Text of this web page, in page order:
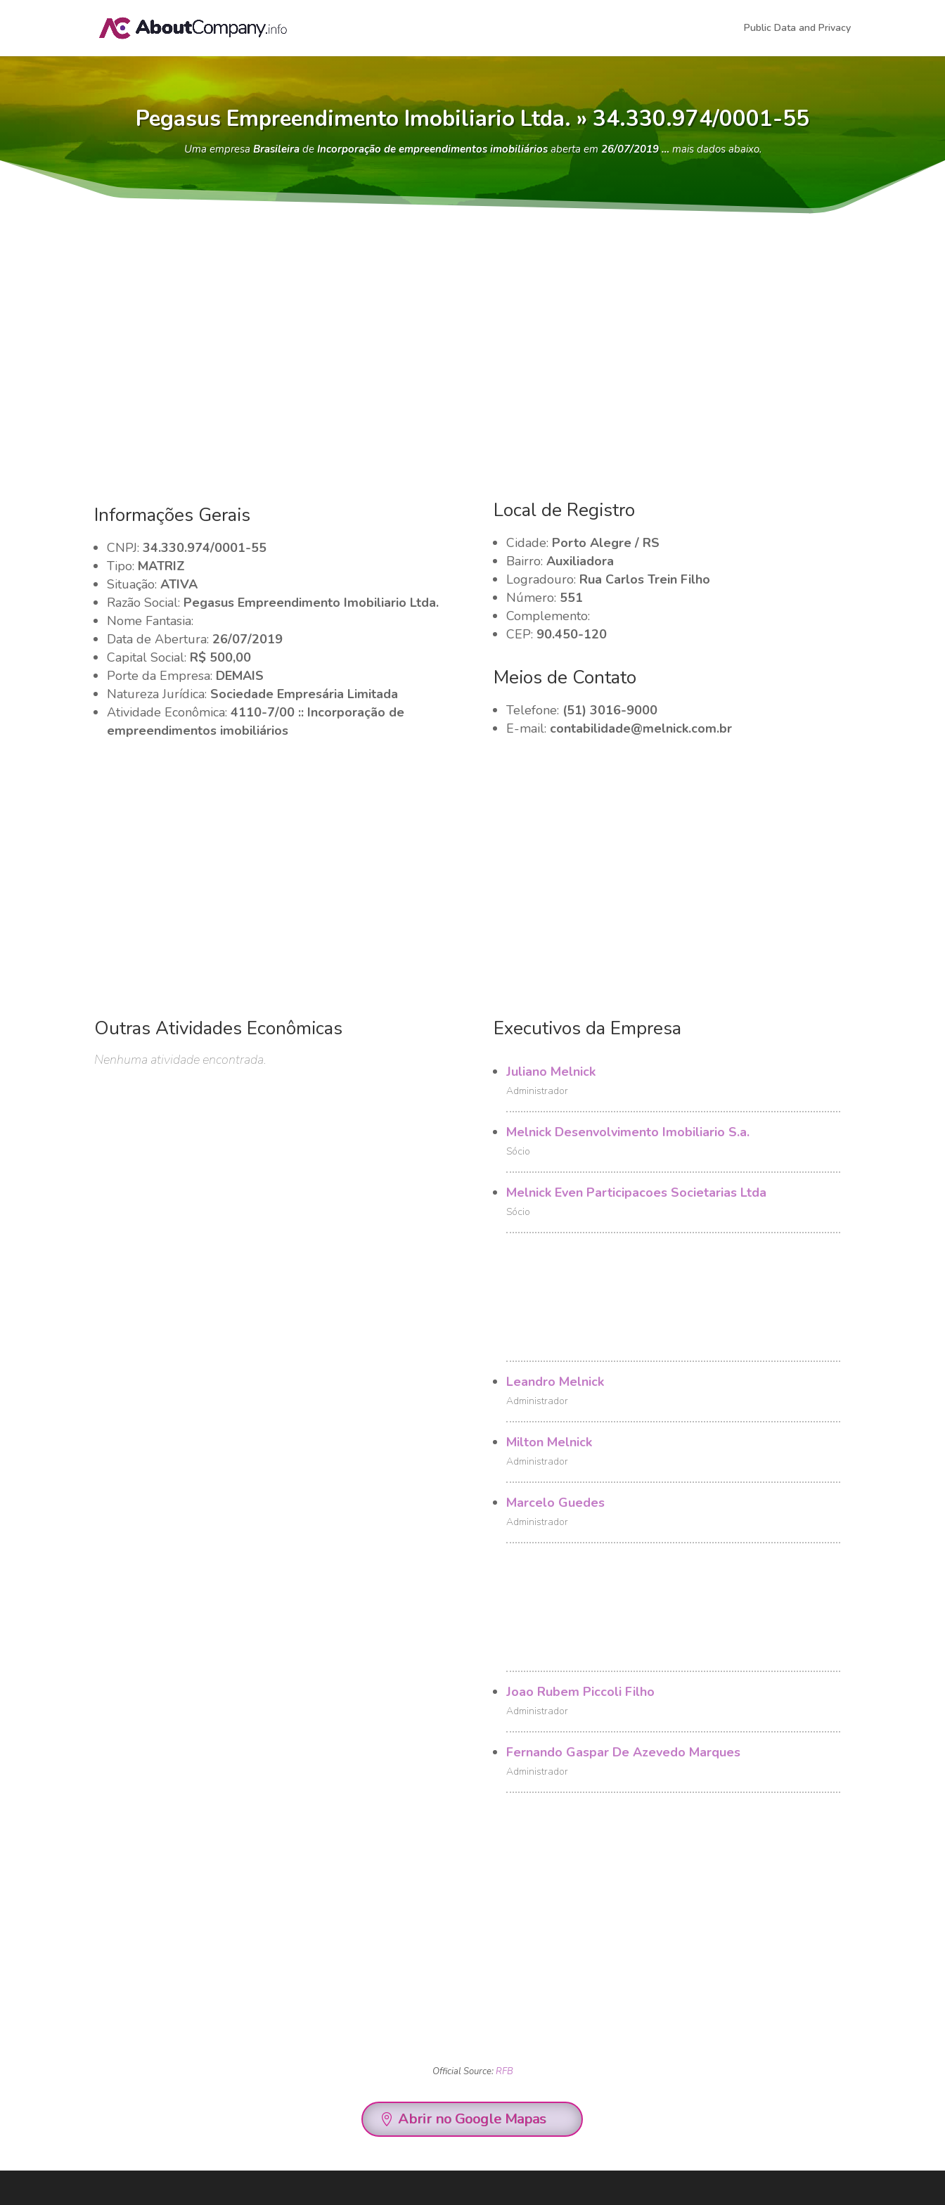
Public Data and Privacy
Pegasus Empreendimento Imobiliario Ltda. » 34.330.974/0001-55
Uma empresa Brasileirade Incorporação de empreendimentos imobiliáriosaberta em 26/07/2019 …mais dados abaixo.
Informações Gerais
CNPJ:34.330.974/0001-55
Tipo: MATRIZ
Situação:ATIVA
Razão Social: Pegasus Empreendimento Imobiliario Ltda.
Nome Fantasia:
Data de Abertura: 26/07/2019
Capital Social: R$ 500,00
Porte da Empresa: DEMAIS
Natureza Jurídica: Sociedade Empresária Limitada
Atividade Econômica:4110-7/00 :: Incorporação de
empreendimentos imobiliários
Local de Registro
Cidade: Porto Alegre / RS
Bairro: Auxiliadora
Logradouro: Rua Carlos Trein Filho
Número: 551
Complemento:
CEP: 90.450-120
Meios de Contato
Telefone: (51) 3016-9000
E-mail: contabilidade@melnick.com.br
Outras Atividades Econômicas
Nenhuma atividade encontrada.
Executivos da Empresa
Juliano Melnick
Administrador
Melnick Desenvolvimento Imobiliario S.a.
Sócio
Melnick Even Participacoes Societarias Ltda
Sócio
Leandro Melnick
Administrador
Milton Melnick
Administrador
Marcelo Guedes
Administrador
Joao Rubem Piccoli Filho
Administrador
Fernando Gaspar De Azevedo Marques
Administrador
Official Source:RFB
Abrir no Google Mapas